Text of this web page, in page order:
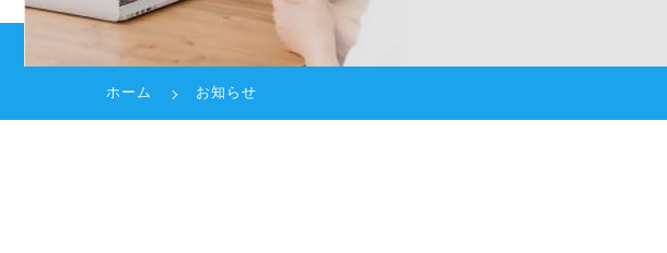
ホーム お知らせ